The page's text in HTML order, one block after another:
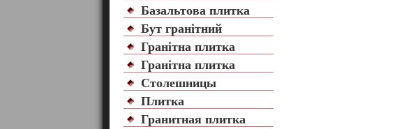
Базальтова плитка
Бут гранітний
Гранітна плитка
Гранітна плитка
Столешницы
Плитка
Гранитная плитка